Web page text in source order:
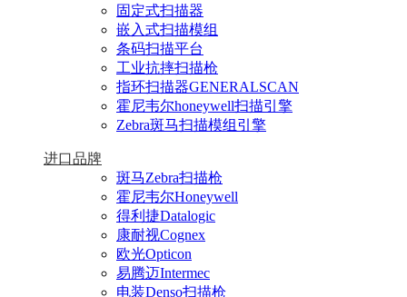
固定式扫描器
嵌入式扫描模组
条码扫描平台
工业抗摔扫描枪
指环扫描器GENERALSCAN
霍尼韦尔honeywell扫描引擎
Zebra斑马扫描模组引擎
进口品牌
斑马Zebra扫描枪
霍尼韦尔Honeywell
得利捷Datalogic
康耐视Cognex
欧光Opticon
易腾迈Intermec
电装Denso扫描枪